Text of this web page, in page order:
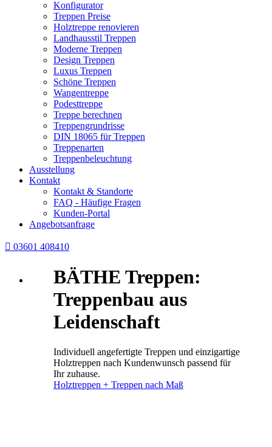
Konfigurator
Treppen Preise
Holztreppe renovieren
Landhausstil Treppen
Moderne Treppen
Design Treppen
Luxus Treppen
Schöne Treppen
Wangentreppe
Podesttreppe
Treppe berechnen
Treppengrundrisse
DIN 18065 für Treppen
Treppenarten
Treppenbeleuchtung
Ausstellung
Kontakt
Kontakt & Standorte
FAQ - Häufige Fragen
Kunden-Portal
Angebotsanfrage
 03601 408410
BÄTHE Treppen:
Treppenbau aus
Leidenschaft
Individuell angefertigte Treppen und einzigartige
Holztreppen nach Kundenwunsch passend für
Ihr zuhause.
Holztreppen + Treppen nach Maß